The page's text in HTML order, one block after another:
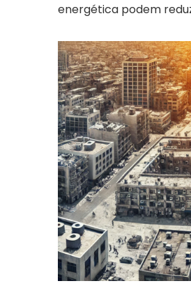
energética podem